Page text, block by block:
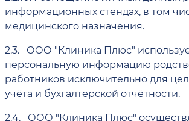
информационных стендах, в том
медицинского назначения.
2.3.
ООО "Клиника Плюс"
персональную информацию
работников исключительно для
учёта и бухгалтерской отчётности.
2.4.
ООО "Клиника Плюс"